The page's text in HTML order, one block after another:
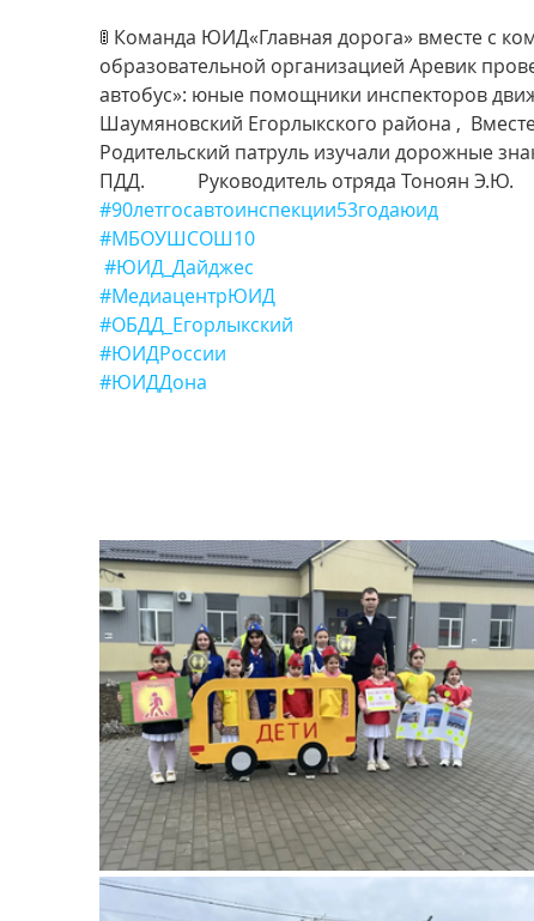
🚦 Команда ЮИД«Главная дорога» вместе с
образовательной организацией Аревик
автобус»: юные помощники инспекторов
Шаумяновский Егорлыкского района ,
Родительский патруль изучали дорожные
ПДД.           Руководитель отряда Тоноян
#90летгосавтоинспекции53годаюид
#МБОУШСОШ10
#ЮИД_Дайджес
#МедиацентрЮИД
#ОБДД_Егорлыкский
#ЮИДРоссии
#ЮИДДона